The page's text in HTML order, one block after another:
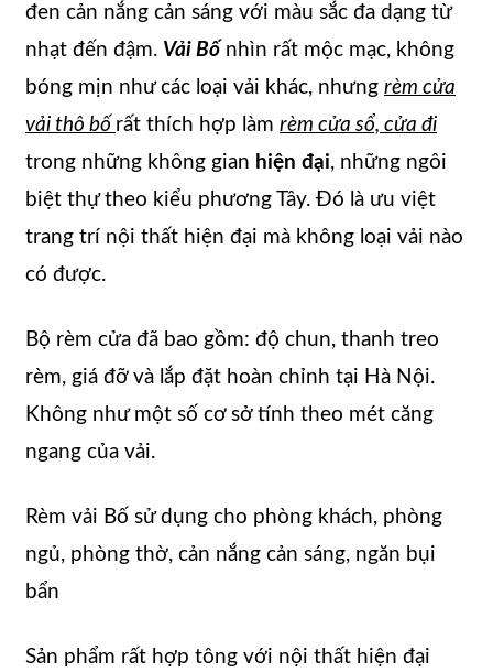
đen cản nắng cản sáng với màu sắc đa dạng từ
nhạt đến đậm. Vải Bố nhìn rất mộc mạc, không
bóng mịn như các loại vải khác, nhưng rèm cửa
vải thô bố rất thích hợp làm rèm cửa sổ, cửa đi
trong những không gian hiện đại, những ngôi
biệt thự theo kiểu phương Tây. Đó là ưu việt
trang trí nội thất hiện đại mà không loại vải nào
có được.
Bộ rèm cửa đã bao gồm: độ chun, thanh treo
rèm, giá đỡ và lắp đặt hoàn chỉnh tại Hà Nội.
Không như một số cơ sở tính theo mét căng
ngang của vải.
Rèm vải Bố sử dụng cho phòng khách, phòng
ngủ, phòng thờ, cản nắng cản sáng, ngăn bụi
bẩn
Sản phẩm rất hợp tông với nội thất hiện đại